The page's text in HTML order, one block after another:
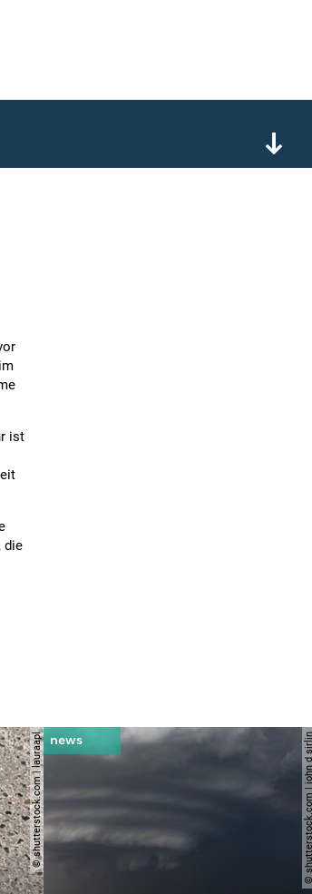
ist
die
© shutterstock.com | lauraapl ©